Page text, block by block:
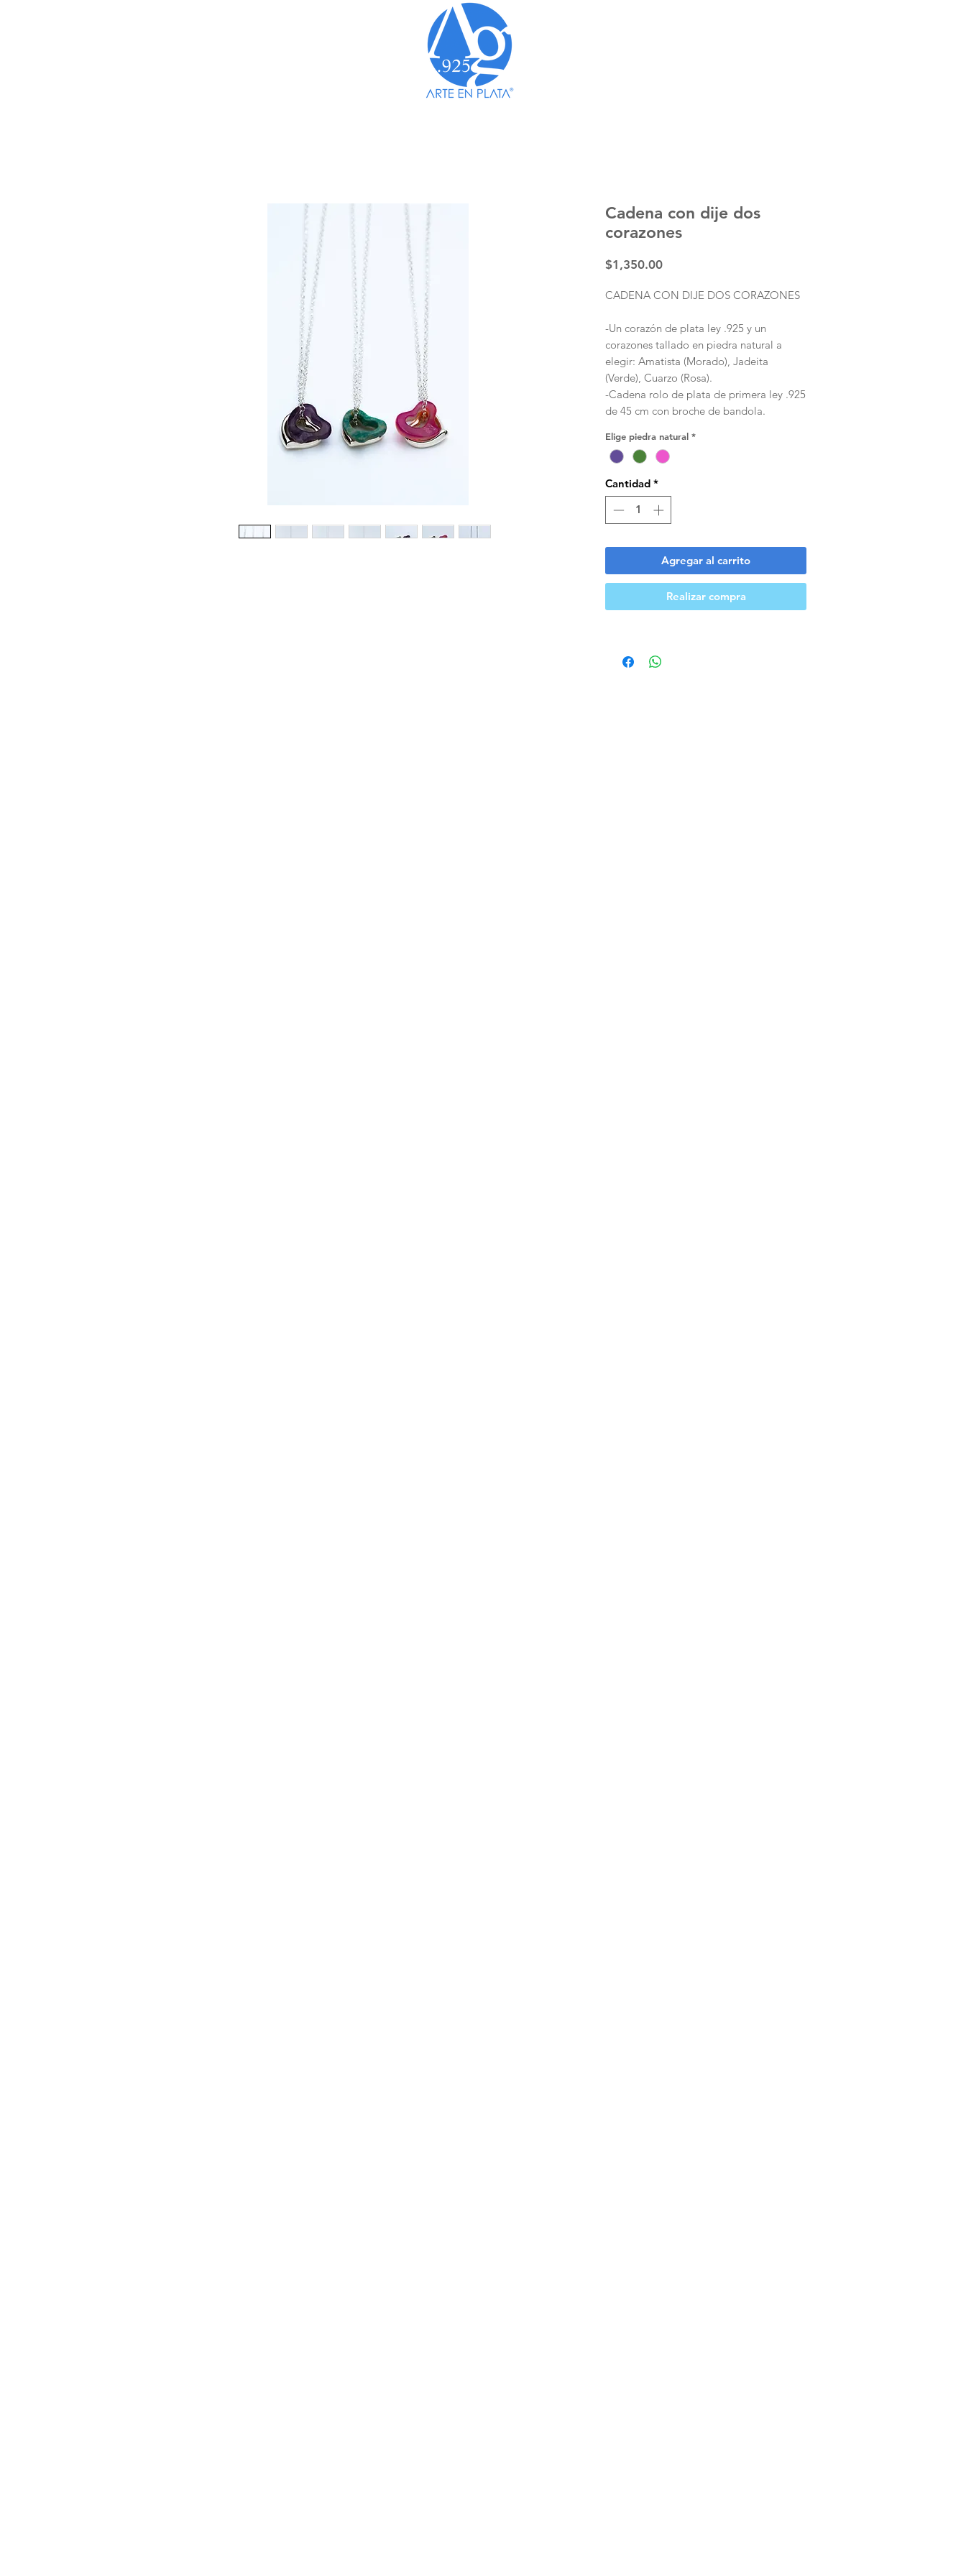
Cadena con dije dos
corazones
$1,350.00Precio
CADENA CON DIJE DOS CORAZONES
-Un corazón de plata ley .925 y un
corazones tallado en piedra natural a
elegir: Amatista (Morado), Jadeita
(Verde), Cuarzo (Rosa).
-Cadena rolo de plata de primera ley .925
de 45 cm con broche de bandola.
Elige piedra natural *
Cantidad *
Agregar al carrito
Realizar compra